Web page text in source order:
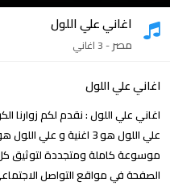
اغاني علي اللول
مصر- 3 اغاني
اغاني علي اللول
علي اللول هو 3
موسوعة كاملة ومتجددة لتوثيق كل
الصفحة في مواقع التواصل